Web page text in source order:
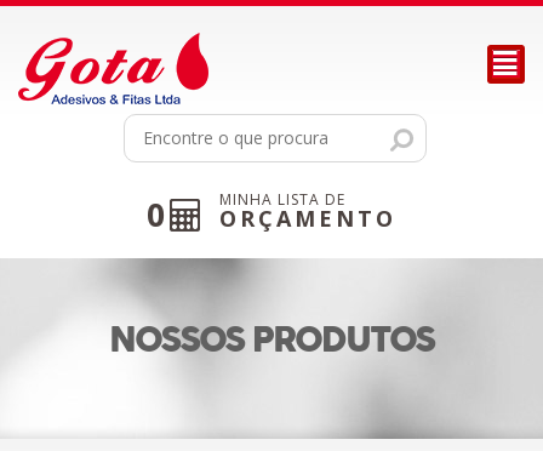
²
0 MINHA LISTA DE
ORÇAMENTO
NOSSOS PRODUTOS